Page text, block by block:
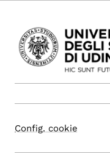
Config. cookie